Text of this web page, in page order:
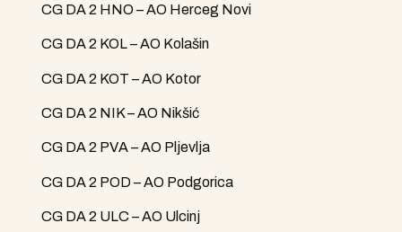
CG DA 2 HNO – AO Herceg Novi
CG DA 2 KOL – AO Kolašin
CG DA 2 KOT – AO Kotor
CG DA 2 NIK – AO Nikšić
CG DA 2 PVA – AO Pljevlja
CG DA 2 POD – AO Podgorica
CG DA 2 ULC – AO Ulcinj